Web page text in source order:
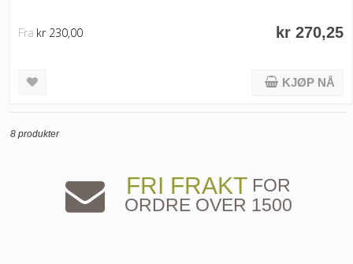
kr 270,25
Fra kr 230,00
KJØP NÅ
8 produkter
FRI FRAKTFOR
ORDRE OVER 1500